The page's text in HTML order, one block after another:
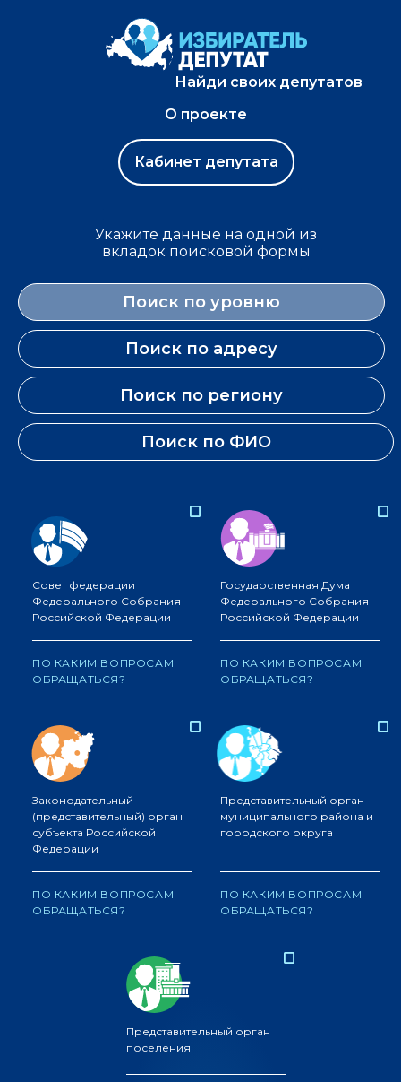
Найди своих депутатов
О проекте
Кабинет депутата
Укажите данные на одной из
вкладок поисковой формы
Поиск по уровню
Поиск по адресу
Поиск по региону
Поиск по ФИО
Совет федерации
Федерального Собрания
Российской Федерации
ПО КАКИМ ВОПРОСАМ
ОБРАЩАТЬСЯ?
Государственная Дума
Федерального Собрания
Российской Федерации
ПО КАКИМ ВОПРОСАМ
ОБРАЩАТЬСЯ?
Законодательный
(представительный) орган
субъекта Российской
Федерации
ПО КАКИМ ВОПРОСАМ
ОБРАЩАТЬСЯ?
Представительный орган
муниципального района и
городского округа
ПО КАКИМ ВОПРОСАМ
ОБРАЩАТЬСЯ?
Представительный орган
поселения